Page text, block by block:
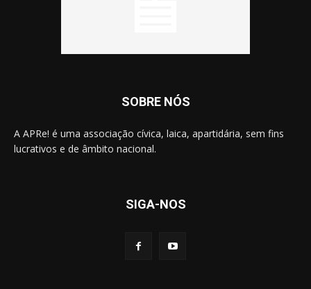
SOBRE NÓS
A APRe! é uma associação cívica, laica, apartidária, sem fins
lucrativos e de âmbito nacional.
SIGA-NOS